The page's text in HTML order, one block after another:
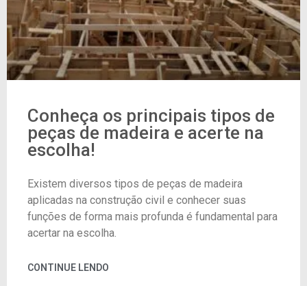
Conheça os principais tipos de
peças de madeira e acerte na
escolha!
Existem diversos tipos de peças de madeira
aplicadas na construção civil e conhecer suas
funções de forma mais profunda é fundamental para
acertar na escolha.
CONTINUE LENDO